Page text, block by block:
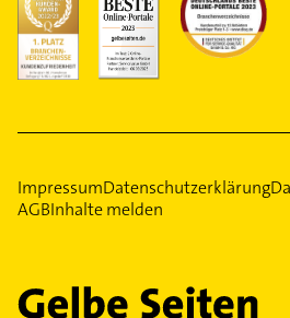
ImpressumDatenschutzerklärung
AGBInhalte melden